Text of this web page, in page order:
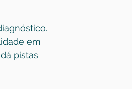
em
pistas